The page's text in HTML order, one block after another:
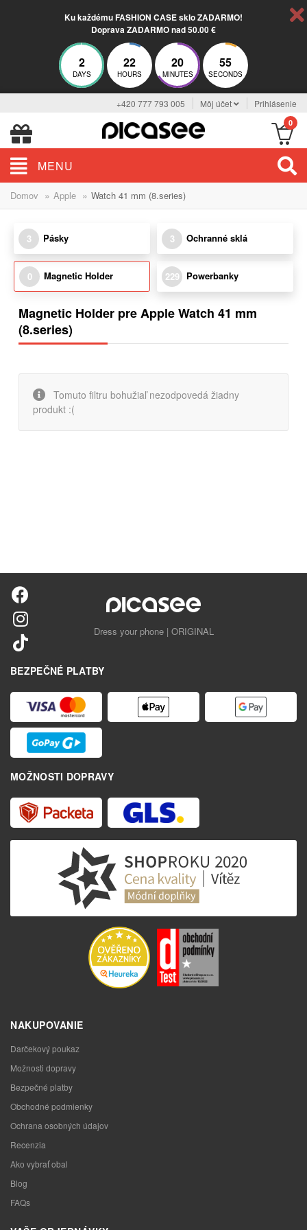
Ku každému FASHION CASE sklo ZADARMO!
Doprava ZADARMO nad 50.00 €
2
DAYS
22
HOURS
20
MINUTES
55
SECONDS
+420 777 793 005 Môj účet Prihlásenie
0
MENU
Domov » Apple » Watch 41 mm (8.series)
3 Pásky 3 Ochranné sklá
0 Magnetic Holder 229 Powerbanky
Magnetic Holder pre Apple Watch 41 mm
(8.series)
Tomuto filtru bohužiaľ nezodpovedá žiadny
produkt :(
Dress your phone | ORIGINAL
BEZPEČNÉ PLATBY
MOŽNOSTI DOPRAVY
NAKUPOVANIE
Darčekový poukaz
Možnosti dopravy
Bezpečné platby
Obchodné podmienky
Ochrana osobných údajov
Recenzia
Ako vybrať obal
Blog
FAQs